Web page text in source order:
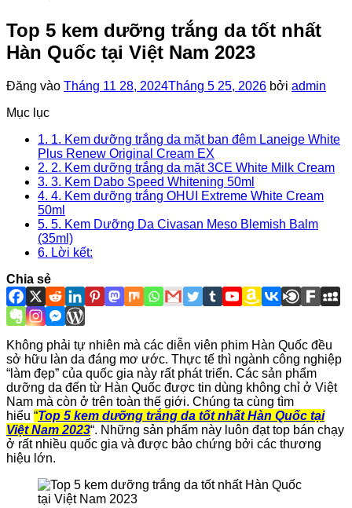
Top 5 kem dưỡng trắng da tốt nhất
Hàn Quốc tại Việt Nam 2023
Đăng vào Tháng 11 28, 2024Tháng 5 25, 2026 bởi admin
Mục lục
1. 1. Kem dưỡng trắng da mặt ban đêm Laneige White
Plus Renew Original Cream EX
2. 2. Kem dưỡng trắng da mặt 3CE White Milk Cream
3. 3. Kem Dabo Speed Whitening 50ml
4. 4. Kem dưỡng trắng OHUI Extreme White Cream
50ml
5. 5. Kem Dưỡng Da Civasan Meso Blemish Balm
(35ml)
6. Lời kết:
Chia sẻ
Không phải tự nhiên mà các diễn viên phim Hàn Quốc đều
sở hữu làn da đáng mơ ước. Thực tế thì ngành công nghiệp
“làm đẹp” của quốc gia này rất phát triển. Các sản phẩm
dưỡng da đến từ Hàn Quốc được tin dùng không chỉ ở Việt
Nam mà còn ở trên toàn thế giới. Chúng ta cùng tìm
hiểu “Top 5 kem dưỡng trắng da tốt nhất Hàn Quốc tại
Việt Nam 2023“. Những sản phẩm này luôn đạt top bán chạy
ở rất nhiều quốc gia và được bảo chứng bởi các thương
hiệu lớn.